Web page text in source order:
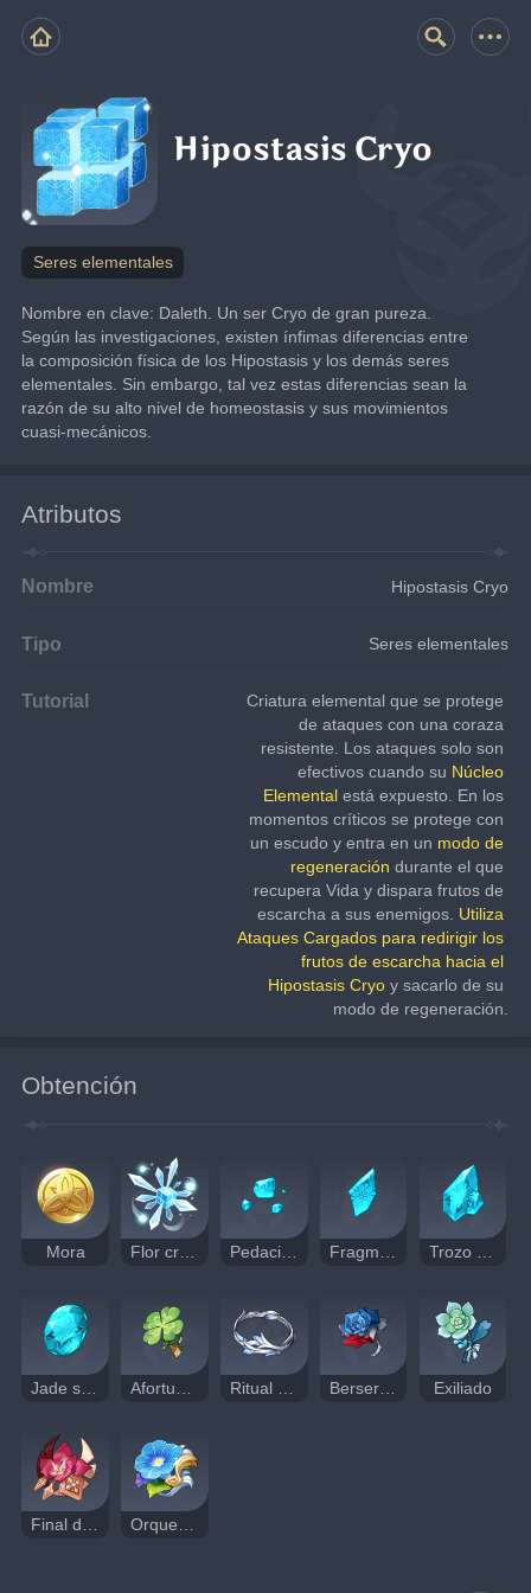
Hipostasis Cryo
Seres elementales
Nombre en clave: Daleth. Un ser Cryo de gran pureza.
Según las investigaciones, existen ínfimas diferencias entre
la composición física de los Hipostasis y los demás seres
elementales. Sin embargo, tal vez estas diferencias sean la
razón de su alto nivel de homeostasis y sus movimientos
cuasi-mecánicos.
Atributos
Nombre Hipostasis Cryo
Tipo Seres elementales
Tutorial
Criatura elemental que se protege
de ataques con una coraza
resistente. Los ataques solo son
efectivos cuando su Núcleo
Elemental está expuesto. En los
momentos críticos se protege con
un escudo y entra en un modo de
regeneración durante el que
recupera Vida y dispara frutos de
escarcha a sus enemigos. Utiliza
Ataques Cargados para redirigir los
frutos de escarcha hacia el
Hipostasis Cryo y sacarlo de su
modo de regeneración.
Obtención
Mora Flor cristalina Pedacito de jade shivada Fragmento de jade shivada Trozo de jade shivada
Berserker Exiliado